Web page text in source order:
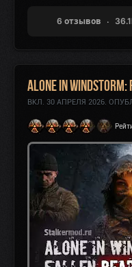
6 отзывов
Alone in
ВКЛ. 30 АПРЕЛЯ 2026.